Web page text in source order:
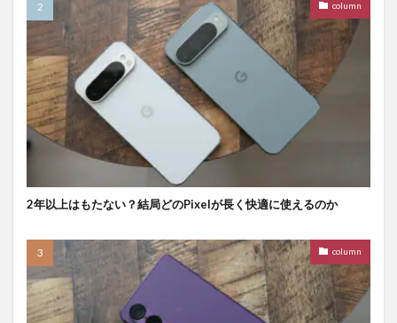
column
2年以上はもたない？結局どのPixelが長く快適に使えるのか
column